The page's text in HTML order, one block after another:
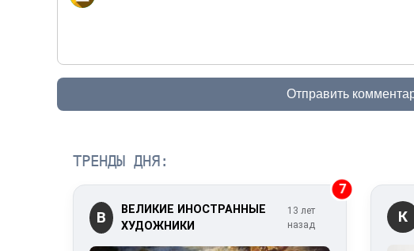
Отправить
ТРЕНДЫ ДНЯ:
7
В
ВЕЛИКИЕ ИНОСТРАННЫЕ
ХУДОЖНИКИ
13 лет
назад
К